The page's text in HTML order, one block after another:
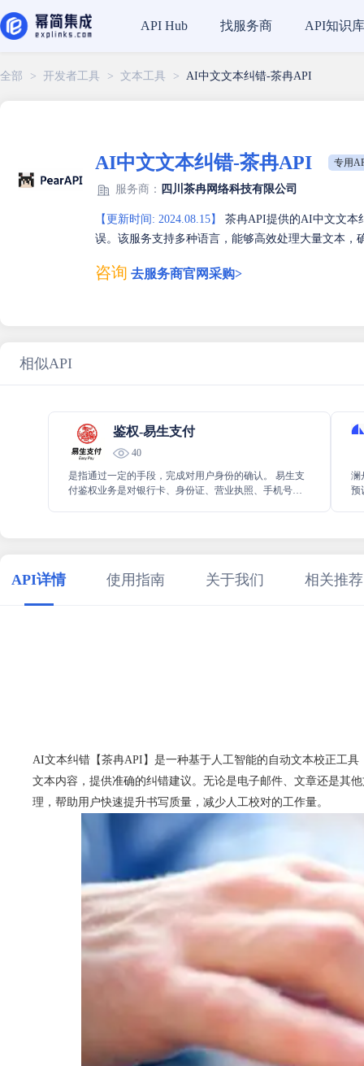
API Hub 找服务商 API知识库
全部 > 开发者工具 > 文本工具 > AI中文文本纠错-茶冉API
AI中文文本纠错-茶冉API 专用
服务商： 四川茶冉网络科技有限公司
【更新时间: 2024.08.15】
茶冉API提供的AI中文文本
误。该服务支持多种语言，能够高效处理大量文本，
咨询 去服务商官网采购>
相似API
鉴权-易生支付
40
是指通过一定的手段，完成对用户身份的确认。 易生支
付鉴权业务是对银行卡、身份证、营业执照、手机号码
澜
预
API详情 使用指南 关于我们 相关推荐
AI文本纠错【茶冉API】是一种基于人工智能的自动文本校正工
文本内容，提供准确的纠错建议。无论是电子邮件、文章还是其
理，帮助用户快速提升书写质量，减少人工校对的工作量。